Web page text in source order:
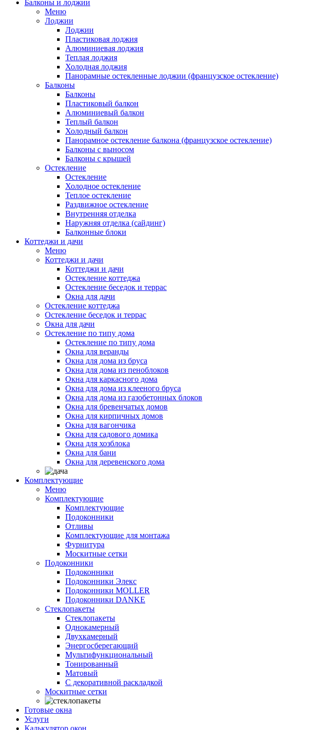
Балконы и лоджии
Меню
Лоджии
Лоджии
Пластиковая лоджия
Алюминиевая лоджия
Теплая лоджия
Холодная лоджия
Панорамные остекленные лоджии (французское остекление)
Балконы
Балконы
Пластиковый балкон
Алюминиевый балкон
Теплый балкон
Холодный балкон
Панорамное остекление балкона (французское остекление)
Балконы с выносом
Балконы с крышей
Остекление
Остекление
Холодное остекление
Теплое остекление
Раздвижное остекление
Внутренняя отделка
Наружняя отделка (сайдинг)
Балконные блоки
Коттеджи и дачи
Меню
Коттеджи и дачи
Коттеджи и дачи
Остекление коттеджа
Остекление беседок и террас
Окна для дачи
Остекление коттеджа
Остекление беседок и террас
Окна для дачи
Остекление по типу дома
Остекление по типу дома
Окна для веранды
Окна для дома из бруса
Окна для дома из пеноблоков
Окна для каркасного дома
Окна для дома из клееного бруса
Окна для дома из газобетонных блоков
Окна для бревенчатых домов
Окна для кирпичных домов
Окна для вагончика
Окна для садового домика
Окна для хозблока
Окна для бани
Окна для деревенского дома
Комплектующие
Меню
Комплектующие
Комплектующие
Подоконники
Отливы
Комплектующие для монтажа
Фурнитура
Москитные сетки
Подоконники
Подоконники
Подоконники Элекс
Подоконники MOLLER
Подоконники DANKE
Стеклопакеты
Стеклопакеты
Однокамерный
Двухкамерный
Энергосберегающий
Мультифункциональный
Тонированный
Матовый
С декоративной раскладкой
Москитные сетки
Готовые окна
Услуги
Калькулятор окон